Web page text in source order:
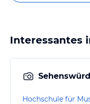
Interessantes